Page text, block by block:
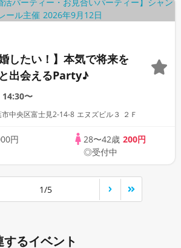
したい！】本気で将来を
出会えるParty♪
14:30〜
中央区富士見2-14-8 エヌズビル３ ２Ｆ
円
28〜42歳 200円
◎受付中
1/5
るイベント